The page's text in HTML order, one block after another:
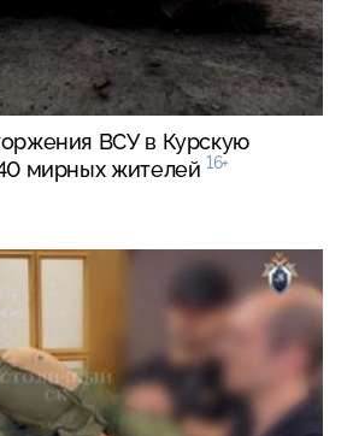
ВСУ в Курскую
мирных жителей 16+